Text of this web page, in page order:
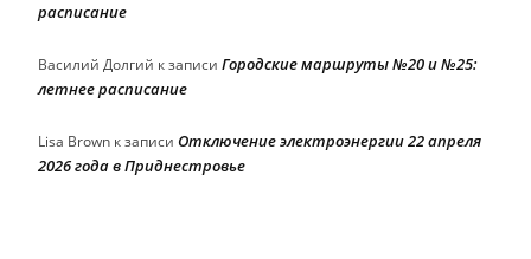
расписание
Василий Долгий к записи Городские маршруты №20 и №25:
летнее расписание
Lisa Brown к записи Отключение электроэнергии 22 апреля
2026 года в Приднестровье